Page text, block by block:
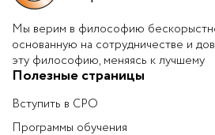
Мы верим в философию
основанную на сотрудничестве и
эту философию, меняясь к лучшему
Полезные страницы
Вступить в СРО
Программы обучения